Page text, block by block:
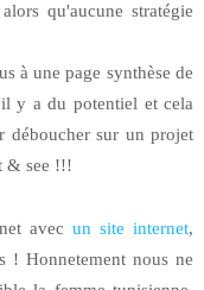
qu'aucune stratégie
à une page synthèse de
y a du potentiel et cela
déboucher sur un projet
& see !!!
avecun site internet,
! Honnetement nous ne